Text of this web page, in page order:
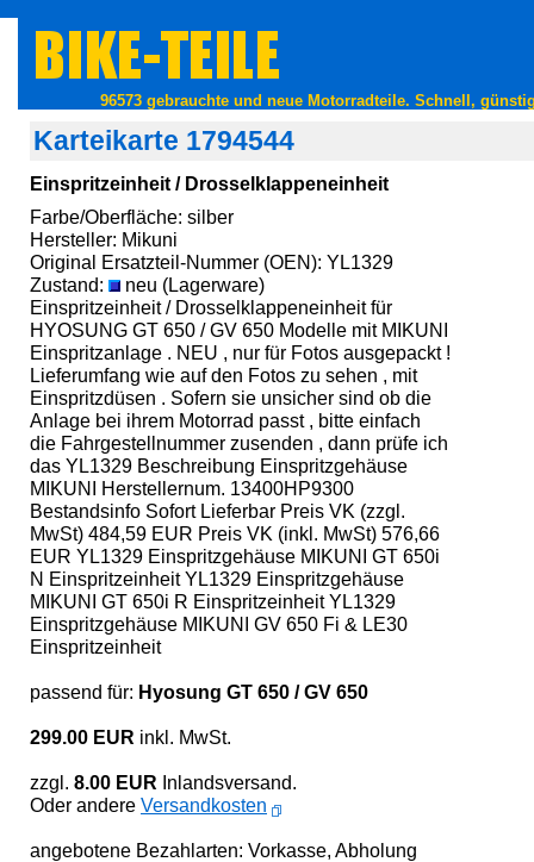
96573 gebrauchte und neue Motorradteile. Schnell,
Karteikarte 1794544
Einspritzeinheit / Drosselklappeneinheit
Farbe/Oberfläche: silber
Hersteller: Mikuni
Original Ersatzteil-Nummer (OEN): YL1329
Zustand:
neu (Lagerware)
Einspritzeinheit / Drosselklappeneinheit für
HYOSUNG GT 650 / GV 650 Modelle mit MIKUNI
Einspritzanlage . NEU , nur für Fotos ausgepackt !
Lieferumfang wie auf den Fotos zu sehen , mit
Einspritzdüsen . Sofern sie unsicher sind ob die
Anlage bei ihrem Motorrad passt , bitte einfach
die Fahrgestellnummer zusenden , dann prüfe ich
das YL1329 Beschreibung Einspritzgehäuse
MIKUNI Herstellernum. 13400HP9300
Bestandsinfo Sofort Lieferbar Preis VK (zzgl.
MwSt) 484,59 EUR Preis VK (inkl. MwSt) 576,66
EUR YL1329 Einspritzgehäuse MIKUNI GT 650i
N Einspritzeinheit YL1329 Einspritzgehäuse
MIKUNI GT 650i R Einspritzeinheit YL1329
Einspritzgehäuse MIKUNI GV 650 Fi & LE30
Einspritzeinheit
passend für: Hyosung GT 650 / GV 650
299.00 EUR inkl. MwSt.
zzgl. 8.00 EUR Inlandsversand.
Oder andere Versandkosten
angebotene Bezahlarten: Vorkasse, Abholung